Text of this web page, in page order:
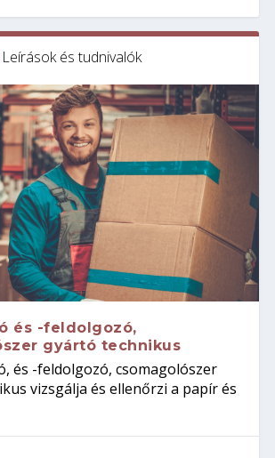
Leírások és tudnivalók
és -feldolgozó,
gyártó technikus
és -feldolgozó, csomagolószer
vizsgálja és ellenőrzi a papír és